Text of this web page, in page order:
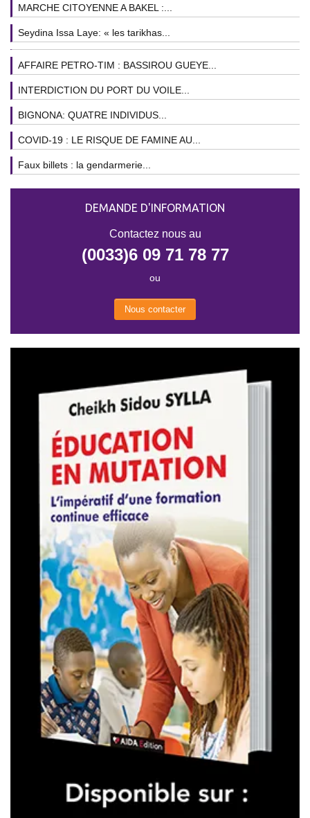
MARCHE CITOYENNE A BAKEL :...
Seydina Issa Laye: « les tarikhas...
AFFAIRE PETRO-TIM : BASSIROU GUEYE...
INTERDICTION DU PORT DU VOILE...
BIGNONA: QUATRE INDIVIDUS...
COVID-19 : LE RISQUE DE FAMINE AU...
Faux billets : la gendarmerie...
DEMANDE D'INFORMATION
Contactez nous au
(0033)6 09 71 78 77
ou
Nous contacter